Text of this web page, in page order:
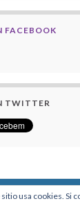
FACEBOOK
TWITTER
usa cookies. Si